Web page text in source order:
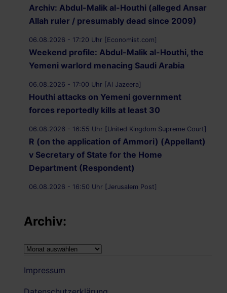
Archiv: Abdul-Malik al-Houthi (alleged Ansar
Allah ruler / presumably dead since 2009)
06.08.2026 - 17:20 Uhr [Economist.com]
Weekend profile: Abdul-Malik al-Houthi, the
Yemeni warlord menacing Saudi Arabia
06.08.2026 - 17:00 Uhr [Al Jazeera]
Houthi attacks on Yemeni government
forces reportedly kills at least 30
06.08.2026 - 16:55 Uhr [United Kingdom Supreme Court]
R (on the application of Ammori) (Appellant)
v Secretary of State for the Home
Department (Respondent)
06.08.2026 - 16:50 Uhr [Jerusalem Post]
14 peaceful protesters arrested at Palestine
Action demonstration outside Bristol Prison
06.08.2026 - 16:19 Uhr [Nachrichtenagentur Radio
Utopie]
Archiv:
Archiv:
Impressum